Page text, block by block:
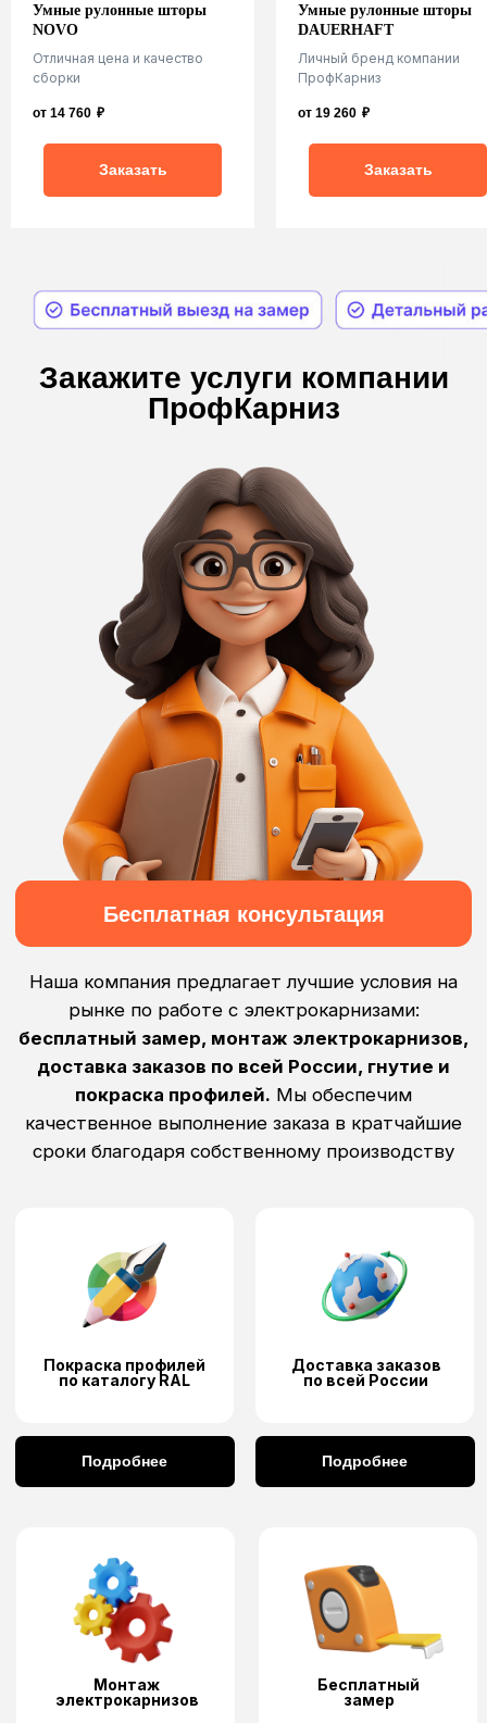
Умные рулонные шторы
NOVO
Отличная цена и качество
сборки
от 14 760 ₽
Заказать
Умные рулонные шторы
DAUERHAFT
Личный бренд компании
ПрофКарниз
от 19 260 ₽
Заказать
Закажите услуги компании
ПрофКарниз
Наша компания предлагает лучшие условия на
рынке по работе с электрокарнизами:
бесплатный замер, монтаж электрокарнизов,
доставка заказов по всей России, гнутие и
покраска профилей.Мы обеспечим
качественное выполнение заказа в кратчайшие
сроки благодаря собственному производству
Доставка заказов
по всей России
Монтаж
электрокарнизов
Покраска профилей
по каталогу RAL
Бесплатная консультация
Подробнее
Подробнее Подробнее
Бесплатный
замер
задаче в любой удобный мессенджер
Не нашли свою услугу?
Бесплатная консультация
Нашли дешевле?
Telegram
Написать в MAX